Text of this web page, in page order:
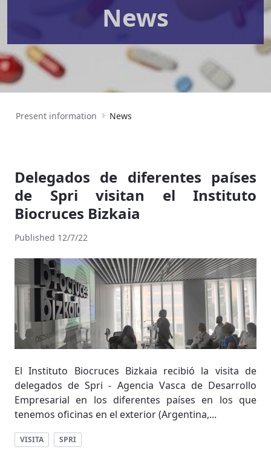
News
Present information News
Delegados de diferentes países
de Spri visitan el Instituto
Biocruces Bizkaia
Published 12/7/22
El Instituto Biocruces Bizkaia recibió la visita de
delegados de Spri - Agencia Vasca de Desarrollo
Empresarial en los diferentes países en los que
tenemos oficinas en el exterior (Argentina,...
VISITA SPRI